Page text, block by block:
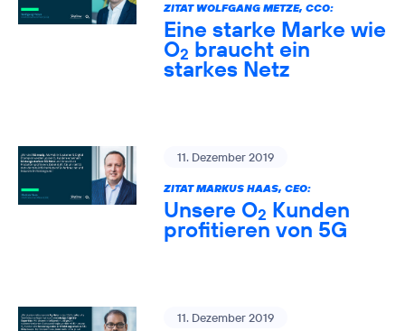
ZITAT WOLFGANG METZE, CCO:
Eine starke Marke wie
O2 braucht ein
starkes Netz
11. Dezember 2019
ZITAT MARKUS HAAS, CEO:
Unsere O2 Kunden
profitieren von 5G
11. Dezember 2019